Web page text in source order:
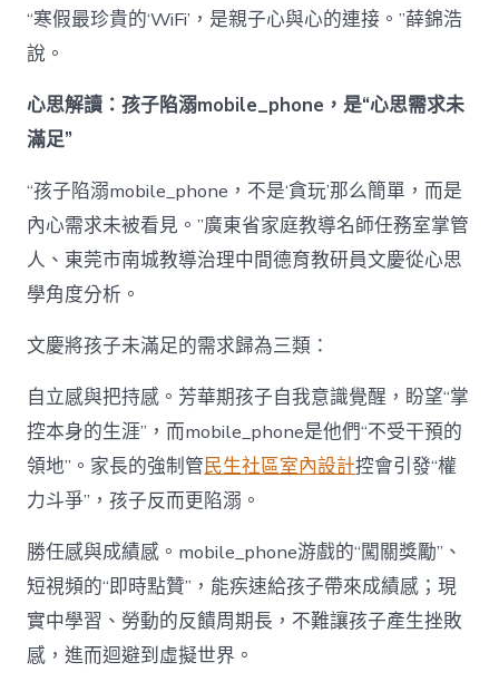
“寒假最珍貴的‘WiFi’，是親子心與心的連接。”薛錦浩
說。
心思解讀：孩子陷溺mobile_phone，是“心思需求未
滿足”
“孩子陷溺mobile_phone，不是‘貪玩’那么簡單，而是
內心需求未被看見。”廣東省家庭教導名師任務室掌管
人、東莞市南城教導治理中間德育教研員文慶從心思
學角度分析。
文慶將孩子未滿足的需求歸為三類：
自立感與把持感。芳華期孩子自我意識覺醒，盼望“掌
控本身的生涯”，而mobile_phone是他們“不受干預的
領地”。家長的強制管民生社區室內設計控會引發“權
力斗爭”，孩子反而更陷溺。
勝任感與成績感。mobile_phone游戲的“闖關獎勵”、
短視頻的“即時點贊”，能疾速給孩子帶來成績感；現
實中學習、勞動的反饋周期長，不難讓孩子產生挫敗
感，進而迴避到虛擬世界。